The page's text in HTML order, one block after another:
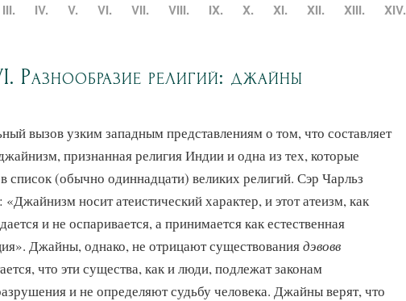
III. IV. V. VI. VII. VIII. IX. X. XI. XII. XIII. XIV.
Разнообразие религий: джайны
вызов узким западным представлениям о том, что составляет
признанная религия Индии и одна из тех, которые
список (обычно одиннадцати) великих религий. Сэр Чарльз
носит атеистический характер, и этот атеизм, как
и не оспаривается, а принимается как естественная
Джайны, однако, не отрицают существованиядэвовв
что эти существа, как и люди, подлежат законам
и не определяют судьбу человека. Джайны верят, что